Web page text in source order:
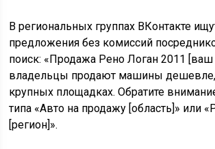
В региональных группах ВКонтакте
предложения без комиссий
поиск: «Продажа Рено Логан 2011 [ваш
владельцы продают машины
крупных площадках. Обратите
типа «Авто на продажу [область]» или
[регион]».